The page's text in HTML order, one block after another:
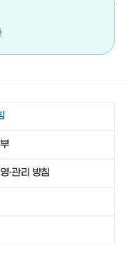
4671
·관리 방침